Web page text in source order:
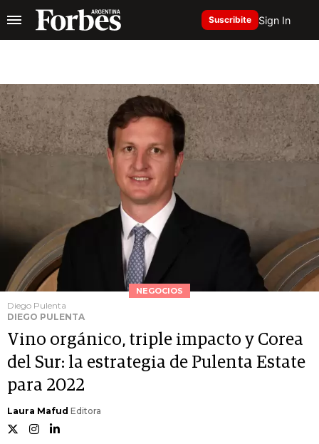
Suscribite Sign In
NEGOCIOS
Diego Pulenta
DIEGO PULENTA
Vino orgánico, triple impacto y Corea
del Sur: la estrategia de Pulenta Estate
para 2022
Laura Mafud Editora